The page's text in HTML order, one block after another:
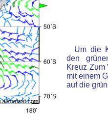
Um die
den
Kreuz Zum
mit einem
auf die